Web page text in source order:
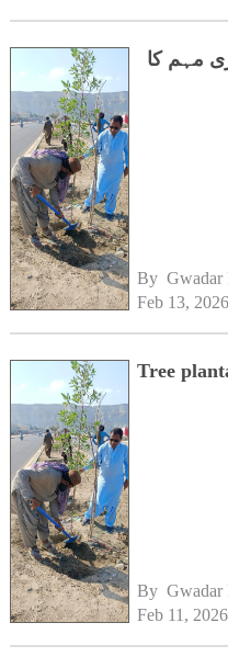
مہم کا
By Gwadar
Feb 13, 2026
Tree
By Gwadar
Feb 11, 2026